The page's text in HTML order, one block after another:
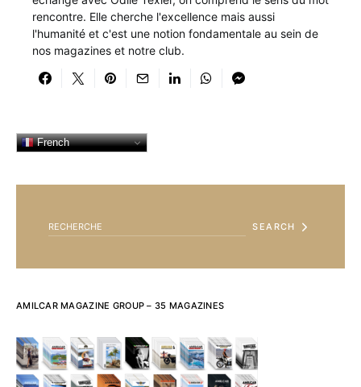
rencontre. Elle cherche l'excellence mais aussi
l'humanité et c'est une notion fondamentale au sein de
nos magazines et notre club.
French
SEARCH
AMILCAR MAGAZINE GROUP – 35 MAGAZINES